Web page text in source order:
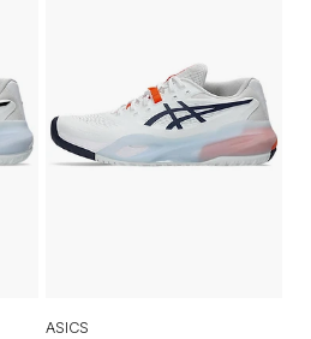
ASICS